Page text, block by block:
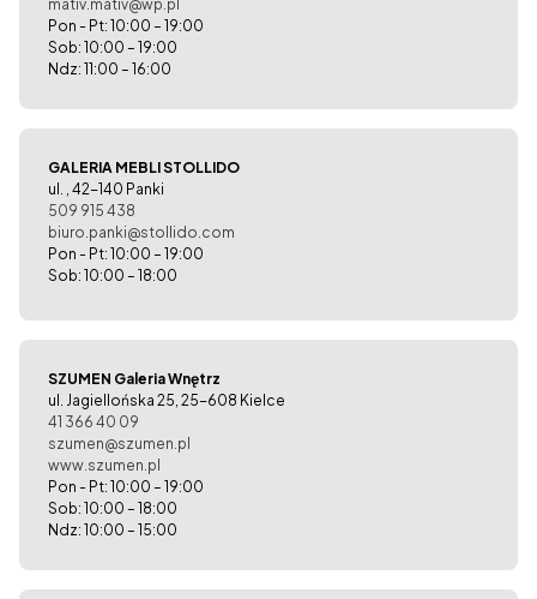
mativ.mativ@wp.pl
Pon - Pt: 10:00 – 19:00
Sob: 10:00 – 19:00
Ndz: 11:00 – 16:00
GALERIA MEBLI STOLLIDO
ul. , 42-140 Panki
509 915 438
biuro.panki@stollido.com
Pon - Pt: 10:00 – 19:00
Sob: 10:00 – 18:00
SZUMEN Galeria Wnętrz
ul. Jagiellońska 25, 25-608 Kielce
41 366 40 09
szumen@szumen.pl
www.szumen.pl
Pon - Pt: 10:00 – 19:00
Sob: 10:00 – 18:00
Ndz: 10:00 – 15:00